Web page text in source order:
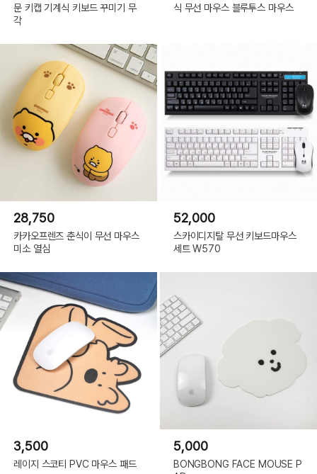
문 키캡 기계식 키보드 꾸미기 무
각
식 무선 마우스 블루투스 마우스
28,750
카카오프렌즈 춘식이 무선 마우스
미소 열심
52,000
스카이디지탈 무선 키보드마우스
세트 W570
3,500
레이지 스코티 PVC 마우스 패드
5,000
BONGBONG FACE MOUSE P